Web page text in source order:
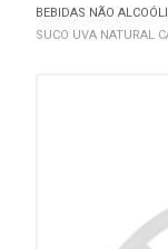
BEBIDAS NÃO
SUCO UVA NATURAL